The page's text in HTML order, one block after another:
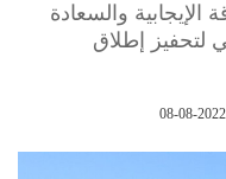
الإيجابية والسعادة
لتحفيز إطلاق